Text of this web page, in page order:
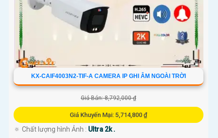
KX-CAIF4003N2-TIF-A CAMERA IP GHI ÂM NGOÀI TRỜI
Giá Bán: 8,792,000 ₫
Giá Khuyến Mại: 5,714,800 ₫
🔅 Chất lượng hình Ảnh : Ultra 2k .